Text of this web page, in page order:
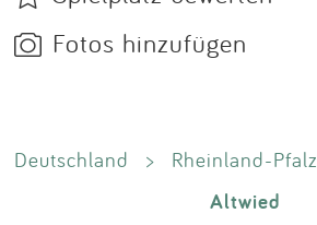
Fotos hinzufügen
Deutschland > Rheinland-Pfalz
Altwied